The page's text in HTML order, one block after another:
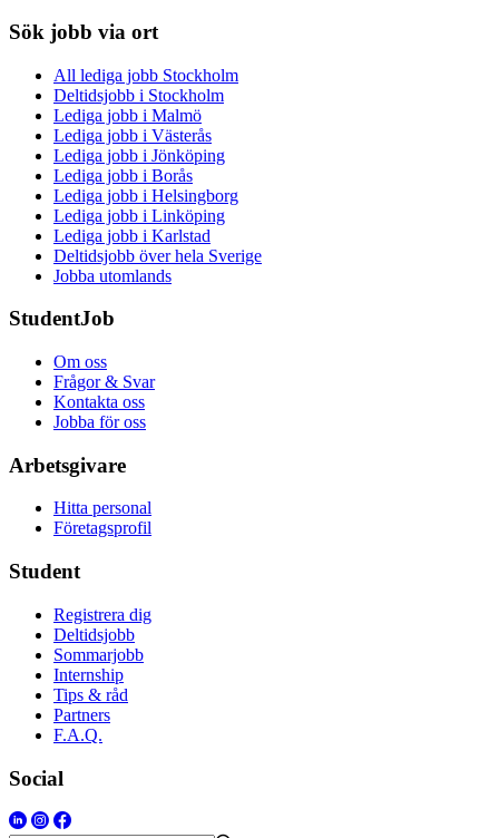
Sök jobb via ort
All lediga jobb Stockholm
Deltidsjobb i Stockholm
Lediga jobb i Malmö
Lediga jobb i Västerås
Lediga jobb i Jönköping
Lediga jobb i Borås
Lediga jobb i Helsingborg
Lediga jobb i Linköping
Lediga jobb i Karlstad
Deltidsjobb över hela Sverige
Jobba utomlands
StudentJob
Om oss
Frågor & Svar
Kontakta oss
Jobba för oss
Arbetsgivare
Hitta personal
Företagsprofil
Student
Registrera dig
Deltidsjobb
Sommarjobb
Internship
Tips & råd
Partners
F.A.Q.
Social